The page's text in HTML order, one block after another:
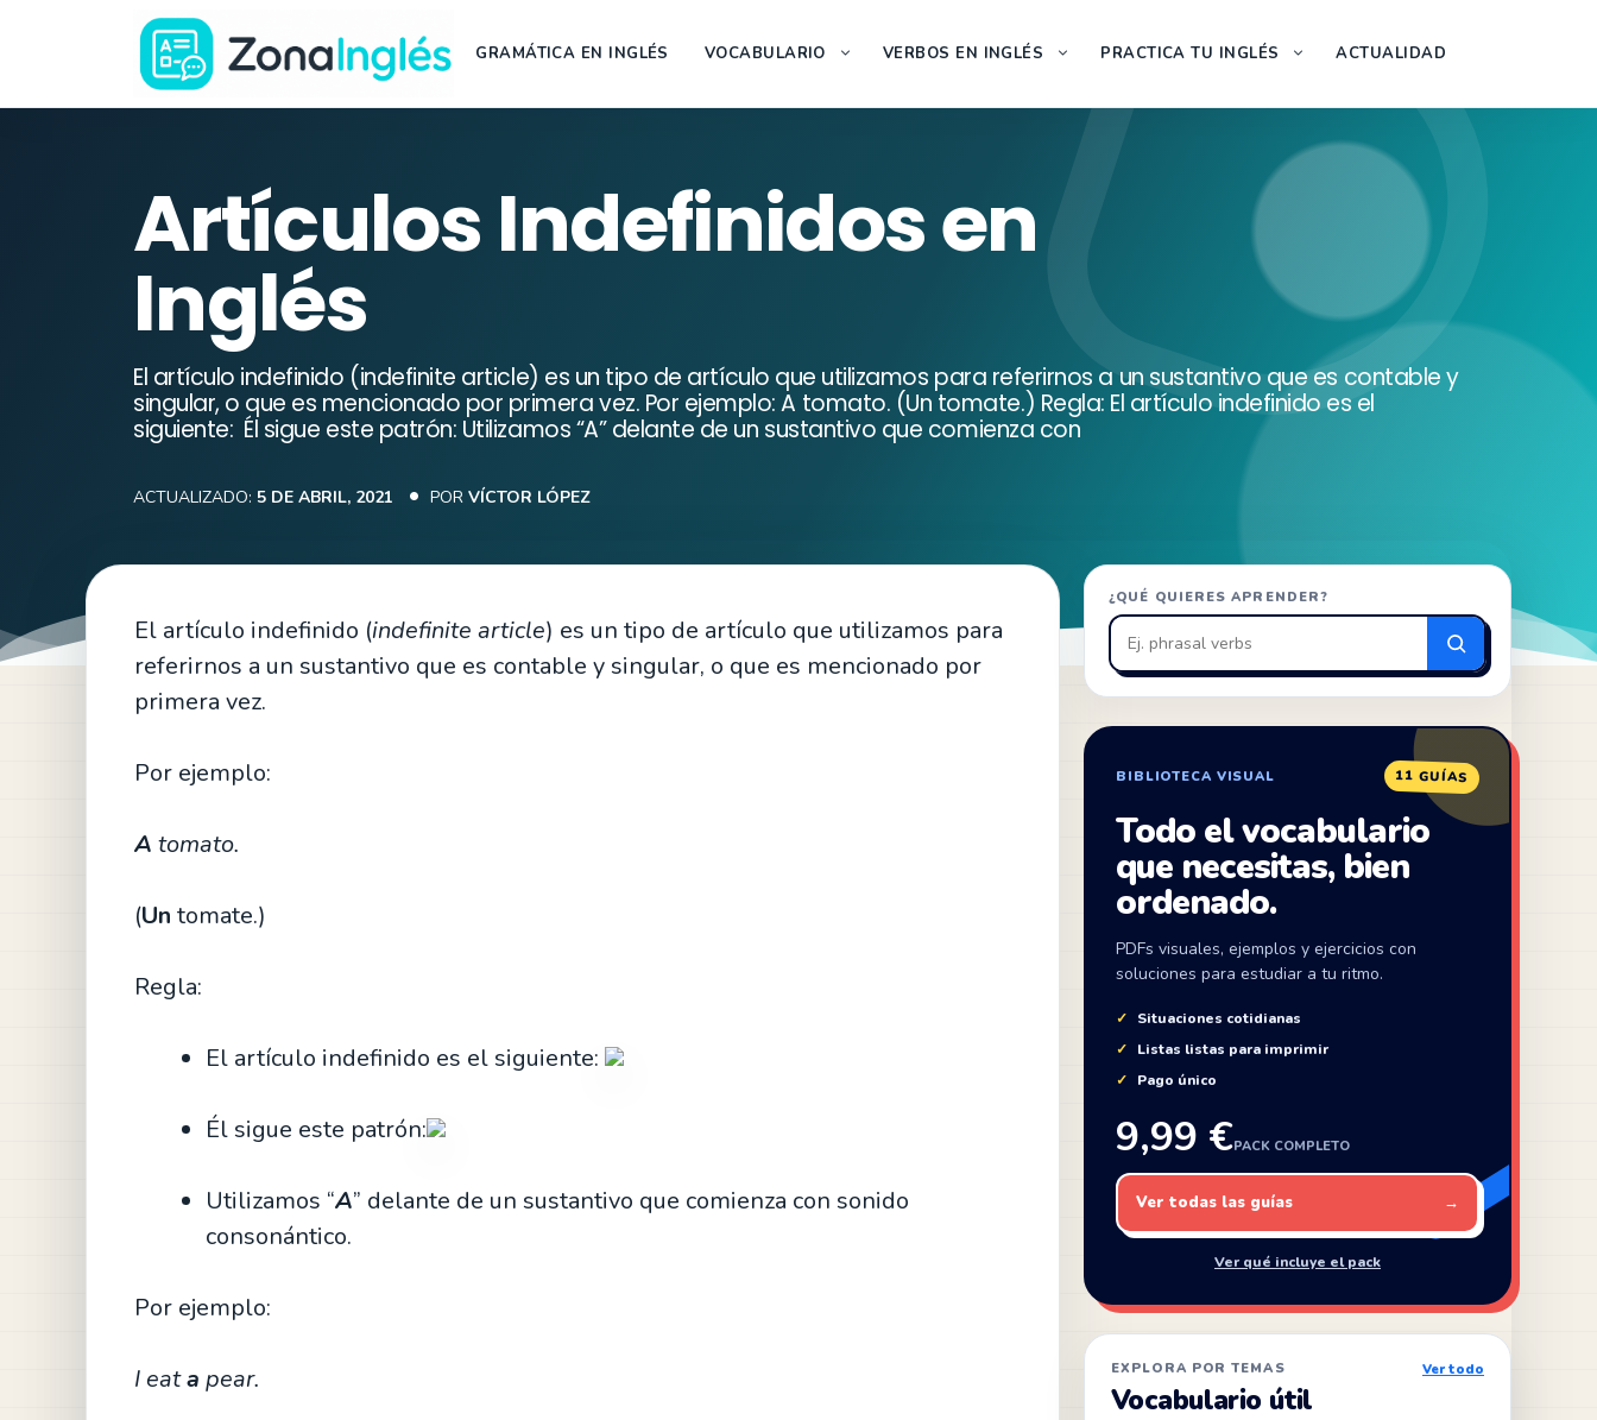
Ir
portada
de
ZonaInglés
GRAMÁTICA EN INGLÉS VOCABULARIO VERBOS EN INGLÉS PRACTICA TU INGLÉS ACTUALIDAD
Artículos Indefinidos en
Inglés
El artículo indefinido (indefinite article) es un tipo de artículo que utilizamos para referirnos a un sustantivo que es contable y
singular, o que es mencionado por primera vez. Por ejemplo: A tomato. (Un tomate.) Regla: El artículo indefinido es el
siguiente: Él sigue este patrón: Utilizamos “A” delante de un sustantivo que comienza con
ACTUALIZADO: 5 DE ABRIL, 2021 POR VÍCTOR LÓPEZ
El artículo indefinido (indefinite article) es un tipo de artículo que utilizamos para
referirnos a un sustantivo que es contable y singular, o que es mencionado por
primera vez.
Por ejemplo:
A tomato.
(Un tomate.)
Regla:
El artículo indefinido es el siguiente:
Él sigue este patrón:
Utilizamos “A” delante de un sustantivo que comienza con sonido
consonántico.
Por ejemplo:
I eata pear.
¿QUÉ QUIERES APRENDER?
Buscar
en
ZonaIngles
BIBLIOTECA VISUAL 11 GUÍAS
Todo el vocabulario
que necesitas, bien
ordenado.
PDFs visuales, ejemplos y ejercicios con
soluciones para estudiar a tu ritmo.
Situaciones cotidianas
Listas listas para imprimir
Pago único
9,99 €PACK COMPLETO
Ver todas las guías →
Ver qué incluye el pack
EXPLORA POR TEMAS
Vocabulario útil
Ver todo